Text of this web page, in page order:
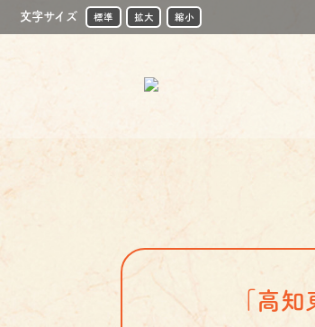
文字サイズ 標準 拡大 縮小
「高